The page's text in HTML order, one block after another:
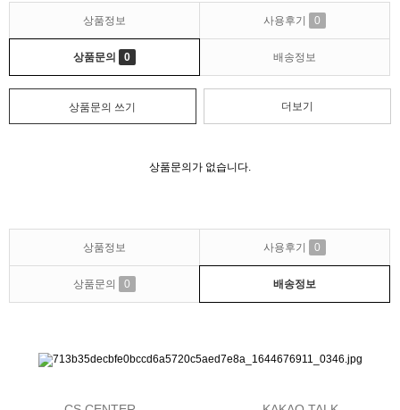
상품정보 사용후기 0
상품문의 0 배송정보
상품문의 쓰기 더보기
상품문의가 없습니다.
상품정보 사용후기 0
상품문의 0 배송정보